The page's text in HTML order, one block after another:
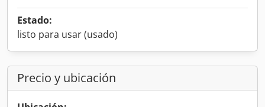
Estado:
listo para usar (usado)
Precio y ubicación